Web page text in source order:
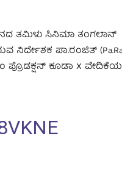
ತಮಿಳು ಸಿನಿಮಾ ತಂಗಲಾನ್
ನಿರ್ದೇಶಕ ಪಾ.ರಂಜಿತ್
ಪ್ರೊಡಕ್ಷನ್ ಕೂಡಾ X